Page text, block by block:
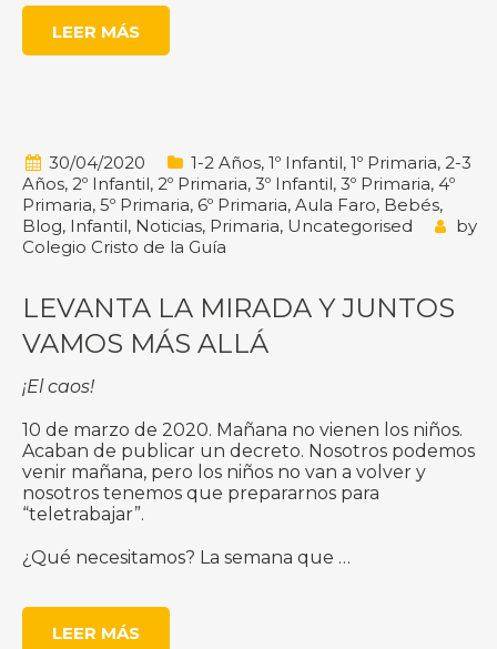
LEER MÁS
30/04/2020 1-2 Años, 1º Infantil, 1º Primaria, 2-3
Años, 2º Infantil, 2º Primaria, 3º Infantil, 3º Primaria, 4º
Primaria, 5º Primaria, 6º Primaria, Aula Faro, Bebés,
Blog, Infantil, Noticias, Primaria, Uncategorised
by
Colegio Cristo de la Guía
LEVANTA LA MIRADA Y JUNTOS
VAMOS MÁS ALLÁ
¡El caos!
10 de marzo de 2020. Mañana no vienen los niños.
Acaban de publicar un decreto. Nosotros podemos
venir mañana, pero los niños no van a volver y
nosotros tenemos que prepararnos para
“teletrabajar”.
¿Qué necesitamos? La semana que …
LEER MÁS